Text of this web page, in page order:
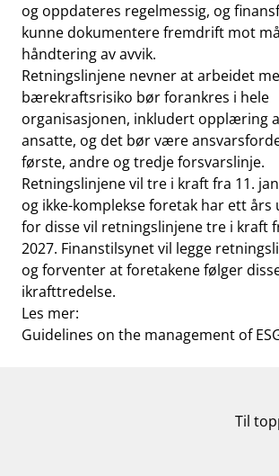
og oppdateres regelmessig, og
kunne dokumentere fremdrift mot
håndtering av avvik.
Retningslinjene nevner at arbeidet
bærekraftsrisiko bør forankres i hele
organisasjonen, inkludert opplæring
ansatte, og det bør være
første, andre og tredje forsvarslinje.
Retningslinjene vil tre i kraft fra 11.
og ikke-komplekse foretak har ett års
for disse vil retningslinjene tre i kraft
2027. Finanstilsynet vil legge
og forventer at foretakene følger
ikrafttredelse.
Les mer:
Guidelines on the management of
Til